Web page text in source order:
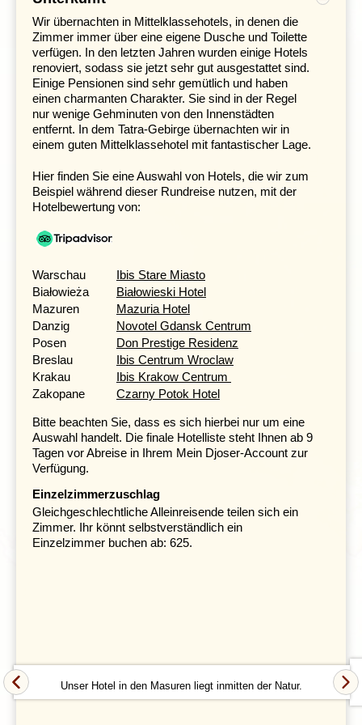
Die mittelalterliche Stadt Toruń ist vor allem bekannt für
Nikolaus Kopernikus. Der Astronom und Arzt wurde hier
geboren und sorgte durch seine Forschung für
eine Wende im Bereich der Astronomie. Die Stadt
besitzt ein gut erhaltenes historisches Zentrum, das
seit 1987 auf der Liste des UNESCO-Weltkulturerbes
steht. Ebenfalls ist Toruń berühmt für sein Ingwerbrot,
nutzen Sie unseren Aufenthalt und gönnen sich
unbedingt ein Stück davon. Wir fahren weiter in eine
ebenfalls historisch bedeutsame Stadt Polens, nach
Posen, Geburtsort der polnischen Nation
Tag 8 Posen - Breslau
nach Paris, was sie in der Vergangenheit zu einer gut
besuchten und geschäftigen Stadt machte. Heutzutage
ist es eine attraktive Studentenstadt, in der Sie bis in die
frühen Morgenstunden ein angenehmes Nachtleben
genießen können. Auf der Kathedraleninsel Ostrów
Tumski befinden sich die Peter-und-Paul-Basilika, sowie
eine Reihe von Museen, die über die Geschichte der
Stadt berichten. Papst Johannes Paul hat einmal gesagt,
dass Polen an diesem Ort entstanden ist.
„Venedig Polens“ genannt. Aber die Stadt hat nicht nur
ein hübsches Gesicht, sie ist die viertgrößte Stadt
Wir übernachten in Mittelklassehotels, in denen die
Zimmer immer über eine eigene Dusche und Toilette
verfügen. In den letzten Jahren wurden einige Hotels
renoviert, sodass sie jetzt sehr gut ausgestattet sind.
Einige Pensionen sind sehr gemütlich und haben
einen charmanten Charakter. Sie sind in der Regel
nur wenige Gehminuten von den Innenstädten
entfernt. In dem Tatra-Gebirge übernachten wir in
einem guten Mittelklassehotel mit fantastischer Lage.
Hier finden Sie eine Auswahl von Hotels, die wir zum
Beispiel während dieser Rundreise nutzen, mit der
Hotelbewertung von:
Warschau
Ibis Stare Miasto
Białowieża
Białowieski Hotel
Mazuren
Mazuria Hotel
Danzig
Novotel Gdansk Centrum
Posen
Don Prestige Residenz
Breslau
Ibis Centrum Wroclaw
Krakau
Ibis Krakow Centrum
Zakopane
Czarny Potok Hotel
Bitte beachten Sie, dass es sich hierbei nur um eine
Auswahl handelt. Die finale Hotelliste steht Ihnen ab 9
Tagen vor Abreise in Ihrem Mein Djoser-Account zur
Verfügung.
Einzelzimmerzuschlag
Gleichgeschlechtliche Alleinreisende teilen sich ein
Zimmer. Ihr könnt selbstverständlich ein
Einzelzimmer buchen ab: 625.
Unser Hotel in den Masuren liegt inmitten der Natur.